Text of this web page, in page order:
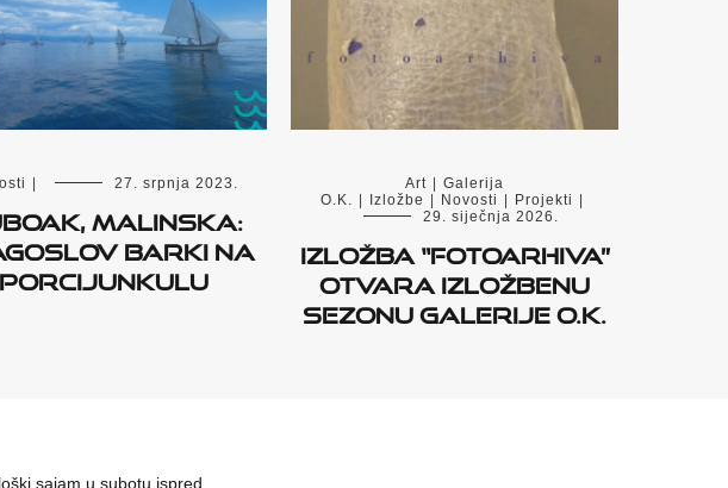
27. srpnja 2023.
Malinska:
barki na
Porcijunkulu
Art
Galerija
O.K.
Izložbe Novosti Projekti
29. siječnja 2026.
Izložba “fotoarhiva”
otvara izložbenu
sezonu Galerije O.K.
sajam u subotu ispred